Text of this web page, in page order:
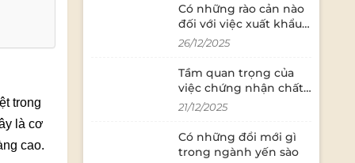
trong
là cơ
cao.
Có những rào cản nào
đối với việc xuất khẩu
yến sào sang thị
26/12/2025
Tầm quan trọng của
việc chứng nhận chất
lượng trong ngành
21/12/2025
Có những đổi mới gì
trong ngành yến sào